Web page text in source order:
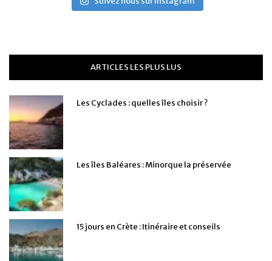
ARTICLES LES PLUS LUS
Les Cyclades : quelles îles choisir ?
Les îles Baléares : Minorque la préservée
15 jours en Crète : Itinéraire et conseils